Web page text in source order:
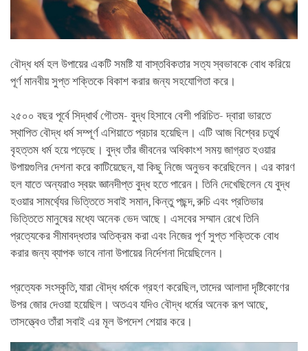
বৌদ্ধ ধর্ম হল উপায়ের একটি সমষ্টি যা বাস্তবিকতার সত্য স্বভাবকে বোধ করিয়ে
পূর্ণ মানবীয় সুপ্ত শক্তিকে বিকাশ করার জন্য সহযোগিতা করে।
২৫০০ বছর পূর্বে সিদ্ধার্থ গৌতম- বুদ্ধ হিসাবে বেশী পরিচিত- দ্বারা ভারতে
স্থাপিত বৌদ্ধ ধর্ম সম্পূর্ণ এশিয়াতে প্রচার হয়েছিল। এটি আজ বিশ্বের চতুর্থ
বৃহত্তম ধর্ম হয়ে পড়েছে। বুদ্ধ তাঁর জীবনের অধিকাংশ সময় জাগ্রত হওয়ার
উপায়গুলির দেশনা করে কাটিয়েছেন, যা কিছু নিজে অনুভব করেছিলেন। এর কারণ
হল যাতে অন্যরাও স্বয়ং জ্ঞানদীপ্ত বুদ্ধ হতে পারেন। তিনি দেখেছিলেন যে বুদ্ধ
হওয়ার সামর্থ্যের ভিত্তিতে সবাই সমান, কিন্তু পছন্দ, রুচি এবং প্রতিভার
ভিত্তিতে মানুষের মধ্যে অনেক ভেদ আছে। এসবের সম্মান রেখে তিনি
প্রত্যেকের সীমাবদ্ধতার অতিক্রম করা এবং নিজের পূর্ণ সুপ্ত শক্তিকে বোধ
করার জন্য ব্যাপক ভাবে নানা উপায়ের নির্দেশনা দিয়েছিলেন।
প্রত্যেক সংস্কৃতি, যারা বৌদ্ধ ধর্মকে গ্রহণ করেছিল, তাদের আলাদা দৃষ্টিকোণের
উপর জোর দেওয়া হয়েছিল। অতএব যদিও বৌদ্ধ ধর্মের অনেক রূপ আছে,
তাসত্ত্বেও তাঁরা সবাই এর মূল উপদেশ শেয়ার করে।